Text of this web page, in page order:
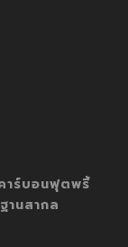
าร์บอนฟุตพริ้
านสากล